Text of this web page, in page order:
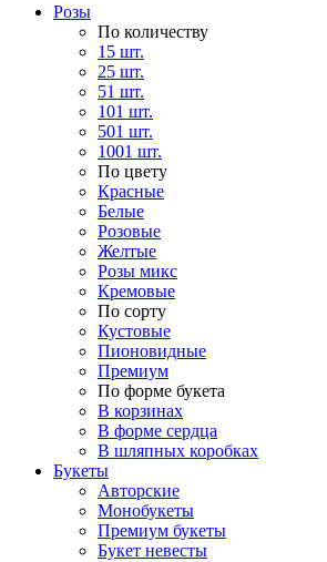
Розы
По количеству
15 шт.
25 шт.
51 шт.
101 шт.
501 шт.
1001 шт.
По цвету
Красные
Белые
Розовые
Желтые
Розы микс
Кремовые
По сорту
Кустовые
Пионовидные
Премиум
По форме букета
В корзинах
В форме сердца
В шляпных коробках
Букеты
Авторские
Монобукеты
Премиум букеты
Букет невесты